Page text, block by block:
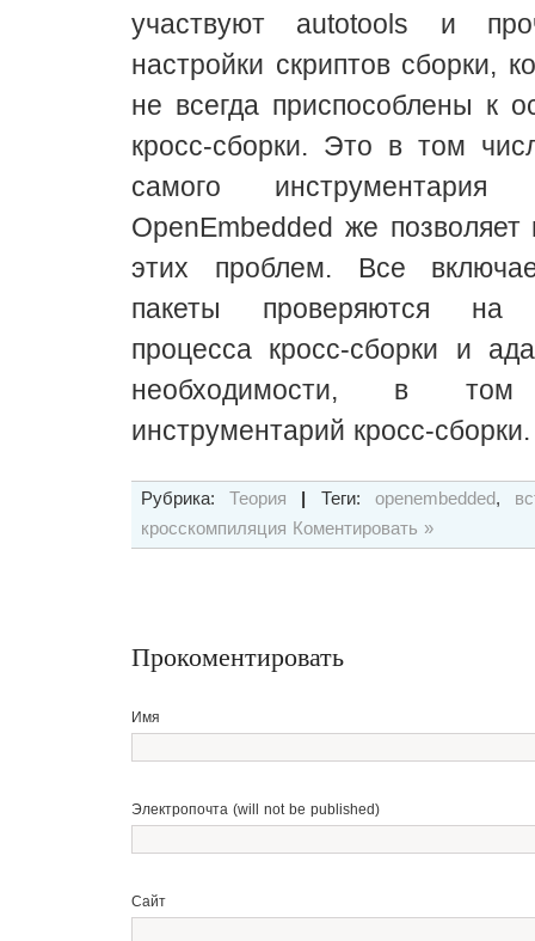
участвуют autotools и
настройки скриптов сборки,
не всегда приспособлены к
кросс-сборки. Это в том
самого инструментария
OpenEmbedded же позволяет
этих проблем. Все
пакеты проверяются на
процесса кросс-сборки и
необходимости, в
инструментарий кросс-сборки.
Рубрика:Теория Теги: openembedded,
кросскомпиляция Коментировать »
Прокоментировать
Имя
Электропочта (will not be published)
Сайт